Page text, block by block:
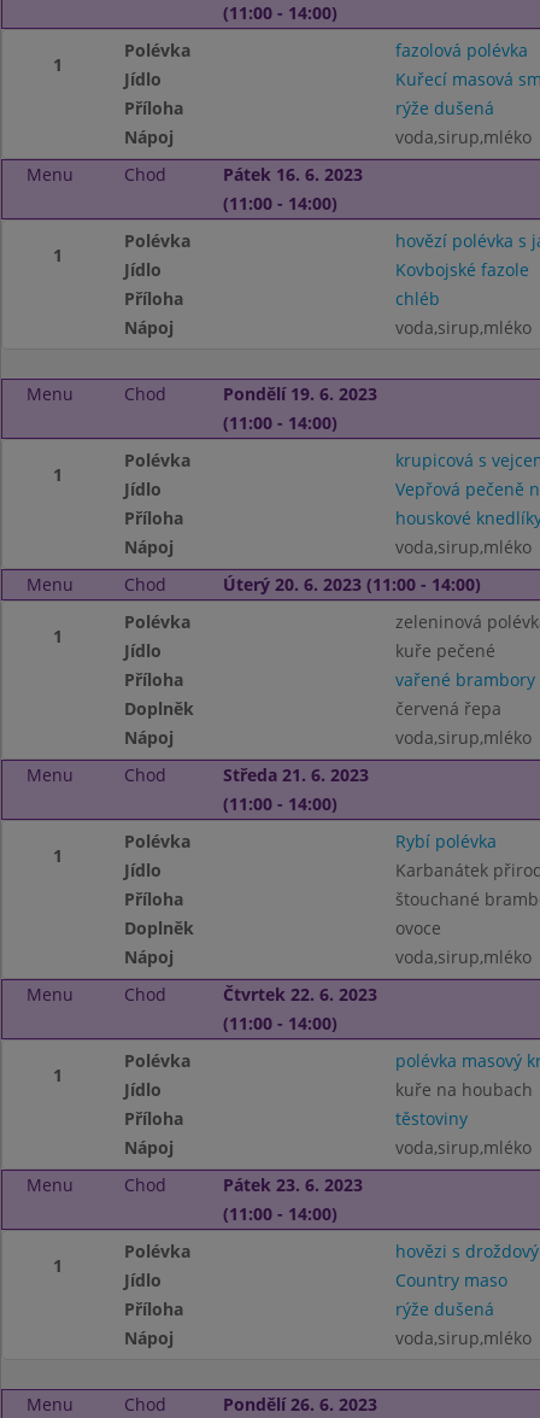
(11:00 - 14:00)
1
Polévka
fazolová polévka
Jídlo
Kuřecí masová
Příloha
rýže dušená
Nápoj
voda,sirup,mléko
Menu
Chod
Pátek 16. 6. 2023
(11:00 - 14:00)
1
Polévka
hovězí polévka s
Jídlo
Kovbojské fazole
Příloha
chléb
Nápoj
voda,sirup,mléko
Menu Chod
Pondělí 19. 6. 2023
(11:00 - 14:00)
1
Polévka
krupicová s
Jídlo
Vepřová pečeně
Příloha
houskové
Nápoj
voda,sirup,mléko
Menu
Chod Úterý 20. 6. 2023 (11:00 - 14:00)
1
Polévka
zeleninová
Jídlo
kuře pečené
Příloha
vařené brambory
Doplněk
červená řepa
Nápoj
voda,sirup,mléko
Menu
Chod
Středa 21. 6. 2023
(11:00 - 14:00)
1
Polévka
Rybí polévka
Jídlo
Karbanátek
Příloha
štouchané
Doplněk
ovoce
Nápoj
voda,sirup,mléko
Menu
Chod
Čtvrtek 22. 6. 2023
(11:00 - 14:00)
1
Polévka
polévka masový
Jídlo
kuře na houbach
Příloha
těstoviny
Nápoj
voda,sirup,mléko
Menu
Chod
Pátek 23. 6. 2023
(11:00 - 14:00)
1
Polévka
hovězi s
Jídlo
Country maso
Příloha
rýže dušená
Nápoj
voda,sirup,mléko
Menu Chod Pondělí 26. 6. 2023